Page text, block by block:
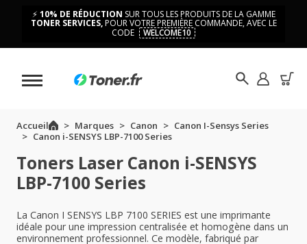
⚡ 10% DE RÉDUCTION SUR TOUS LES PRODUITS DE LA GAMME
TONER SERVICES,POUR VOTRE PREMIÈRE COMMANDE, AVEC LE
CODE
WELCOME10
Accueil Marques Canon
Canon I-Sensys Series
Canon i-SENSYS LBP-7100 Series
Toners Laser Canon i-SENSYS
LBP-7100 Series
La Canon I SENSYS LBP 7100 SERIES est une imprimante
idéale pour une impression centralisée et homogène dans un
environnement professionnel. Ce modèle, fabriqué par